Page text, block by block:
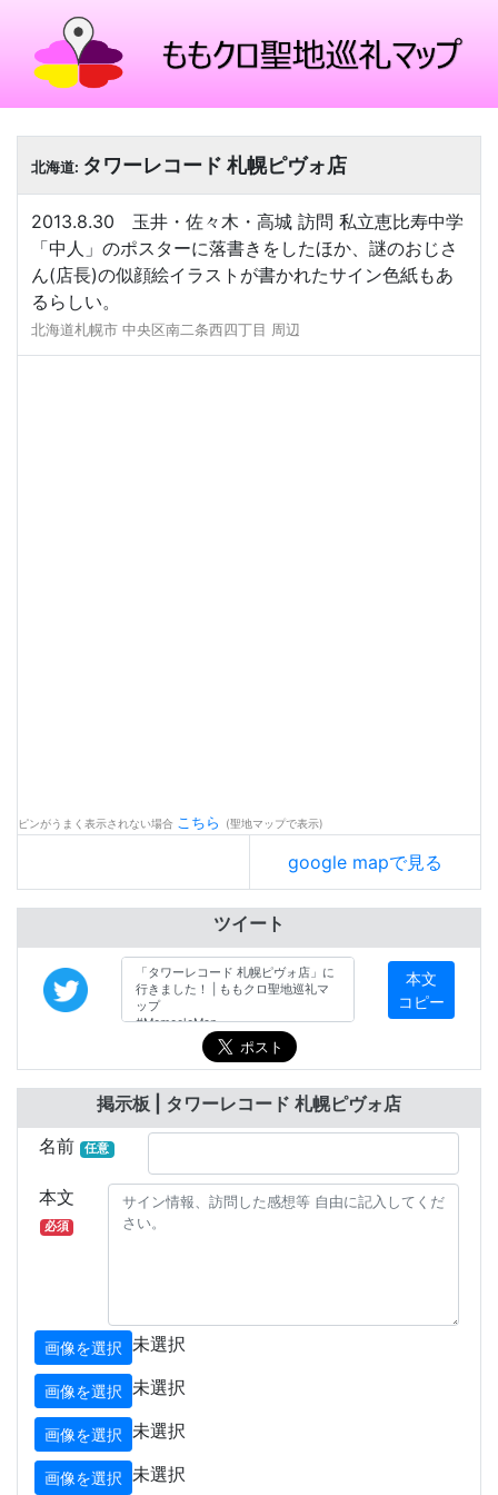
北海道: タワーレコード 札幌ピヴォ店
2013.8.30 玉井・佐々木・高城 訪問 私立恵比寿中学
「中人」のポスターに落書きをしたほか、謎のおじさ
ん(店長)の似顔絵イラストが書かれたサイン色紙もあ
るらしい。
北海道札幌市 中央区南二条西四丁目 周辺
ピンがうまく表示されない場合 こちら (聖地マップで表示)
google mapで見る
ツイート
本文
コピー
掲示板 | タワーレコード 札幌ピヴォ店
名前
任意
本文
必須
画像を選択 未選択
画像を選択 未選択
画像を選択 未選択
画像を選択 未選択